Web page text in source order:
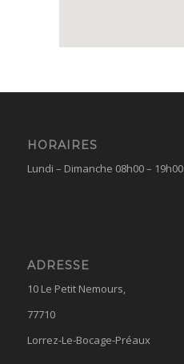
HORAIRES
Lundi – Dimanche 08h00 – 19h00
ADRESSE
10 Le Petit Nemours,
77710
Lorrez-Le-Bocage-Préaux